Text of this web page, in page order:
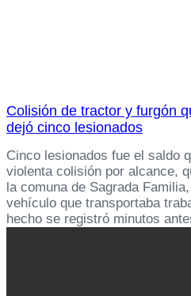
Colisión de tractor y furgón
dejó cinco lesionados
Cinco lesionados fue el saldo
violenta colisión por alcance,
la comuna de Sagrada
vehículo que transportaba
hecho se registró minutos